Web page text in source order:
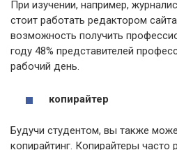
При изучении, например,
стоит работать редактором
возможность получить
году 48% представителей
рабочий день.
копирайтер
Будучи студентом, вы также
копирайтинг. Копирайтеры часто